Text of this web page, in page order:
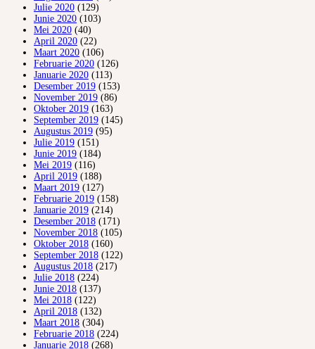
Julie 2020 (129)
Junie 2020 (103)
Mei 2020 (40)
April 2020 (22)
Maart 2020 (106)
Februarie 2020 (126)
Januarie 2020 (113)
Desember 2019 (153)
November 2019 (86)
Oktober 2019 (163)
September 2019 (145)
Augustus 2019 (95)
Julie 2019 (151)
Junie 2019 (184)
Mei 2019 (116)
April 2019 (188)
Maart 2019 (127)
Februarie 2019 (158)
Januarie 2019 (214)
Desember 2018 (171)
November 2018 (105)
Oktober 2018 (160)
September 2018 (122)
Augustus 2018 (217)
Julie 2018 (224)
Junie 2018 (137)
Mei 2018 (122)
April 2018 (132)
Maart 2018 (304)
Februarie 2018 (224)
Januarie 2018 (268)